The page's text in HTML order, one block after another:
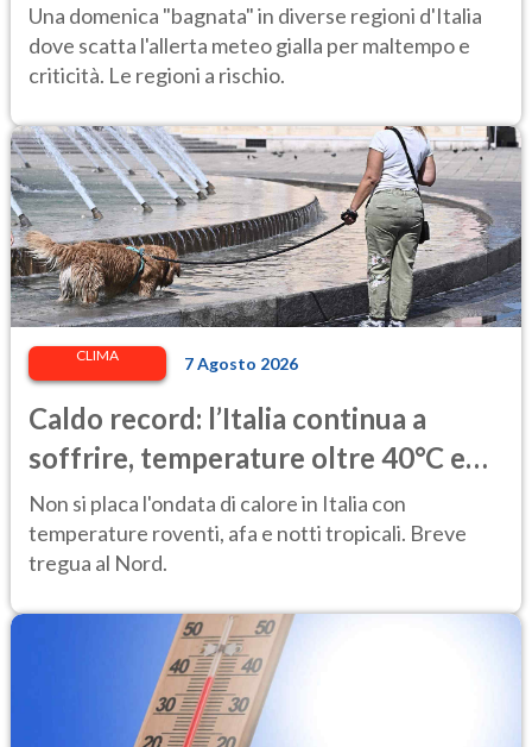
Una domenica "bagnata" in diverse regioni d'Italia
dove scatta l'allerta meteo gialla per maltempo e
criticità. Le regioni a rischio.
CLIMA 7 Agosto 2026
Caldo record: l’Italia continua a
soffrire, temperature oltre 40°C e
afa per altri 10 giorni
Non si placa l'ondata di calore in Italia con
temperature roventi, afa e notti tropicali. Breve
tregua al Nord.